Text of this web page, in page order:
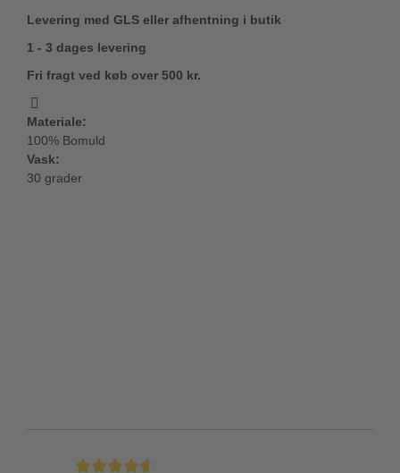
Levering med GLS eller afhentning i butik
1 - 3 dages levering
Fri fragt ved køb over 500 kr.
Materiale:
100% Bomuld
Vask:
30 grader